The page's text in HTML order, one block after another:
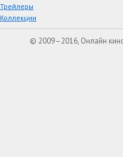
Трейлеры
Коллекции
© 2009–2016, Онлайн